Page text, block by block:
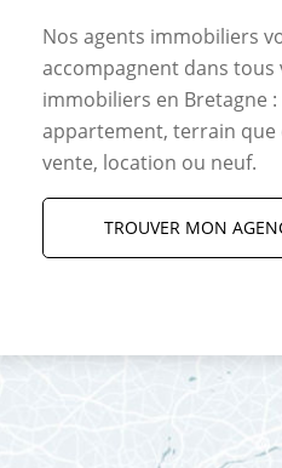
Nos agents immobiliers
accompagnent dans tous
immobiliers en Bretagne :
appartement, terrain que
vente, location ou neuf.
TROUVER MON